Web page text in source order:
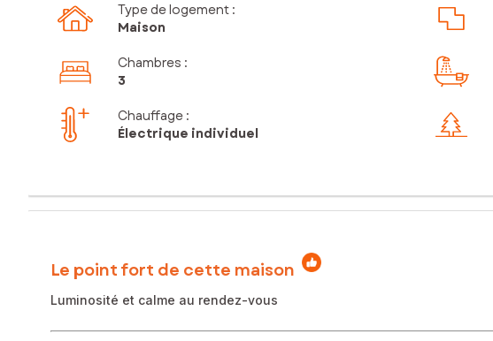
Type de logement :
Maison
Chambres :
3
Chauffage :
Électrique individuel
Le point fort de cette maison
Luminosité et calme au rendez-vous